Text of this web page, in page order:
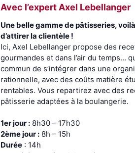
Avec l’expert Axel Lebellanger
Une belle gamme de pâtisseries,
d’attirer la clientèle !
Ici, Axel Lebellanger propose des
gourmandes et dans l’air du temps…
commun de s’intégrer dans une
rationnelle, avec des coûts matière
rentables. Vous repartirez avec des
pâtisserie adaptées à la boulangerie.
1er jour : 8h30 – 17h30
2ème jour : 8h – 15h
Durée : 14h